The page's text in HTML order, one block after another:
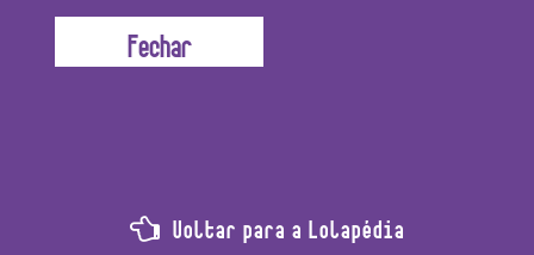
importante hidratante e condicionador.
Voltar para a Lolapédia